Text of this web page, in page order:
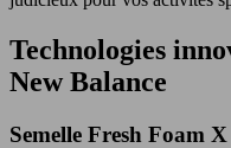
Technologies
New Balance
Semelle Fresh Foam